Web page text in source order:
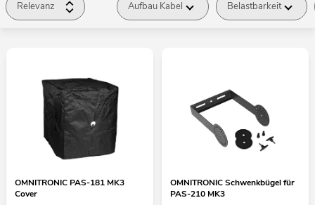
Relevanz Aufbau Kabel Belastbarkeit
OMNITRONIC PAS-181 MK3
Cover
OMNITRONIC Schwenkbügel für
PAS-210 MK3